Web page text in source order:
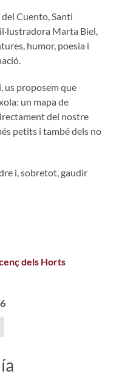
Cuento, Santi
Marta Biel,
humor, poesia i
us proposem que
un mapa de
del nostre
petits i també dels no
i, sobretot, gaudir
dels Horts
valoración media es de 0